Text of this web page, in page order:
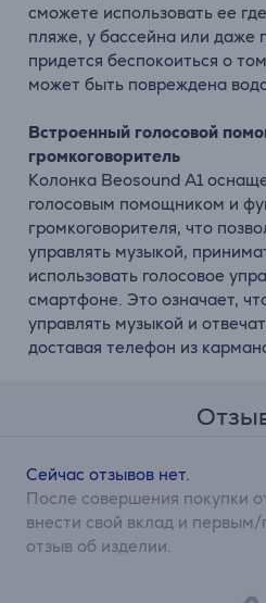
сможете использовать ее
пляже, у бассейна или
придется беспокоиться о
может быть повреждена
Встроенный голосовой
громкоговоритель
Колонка Beosound A1
голосовым помощником и
громкоговорителя, что
управлять музыкой,
использовать голосовое
смартфоне. Это означает,
управлять музыкой и
доставая телефон из
Сейчас отзывов нет.
После совершения покупки
внести свой вклад и первым/
отзыв об изделии.